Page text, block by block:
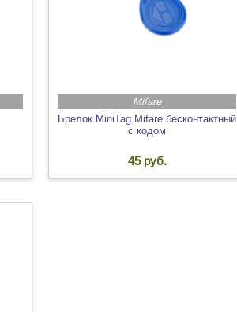
Mifare
Брелок MiniTag Mifare бесконтактный
с кодом
45 руб.